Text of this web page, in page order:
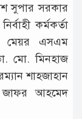
সুপার সরকার
কর্মকর্তা
মেয়র এসএম
মো. মিনহাজ
শাহজাহান
জাফর আহমেদ